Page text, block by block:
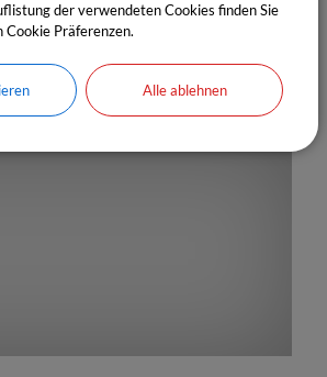
2026 12:00 Uhr‐ 12:05 Uhr
Tür der Erneuerbaren
durch Agendagruppe 21
der verwendeten Cookies finden Sie
Cookie Präferenzen.
Alle ablehnen